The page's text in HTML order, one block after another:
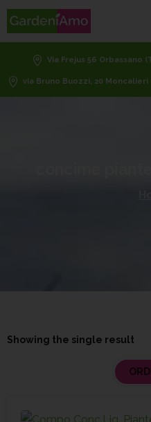
Via Frejus 56 Orbassano
via Bruno Buozzi, 20 Moncalieri
Showing the single result